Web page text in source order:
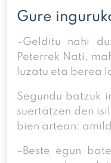
Gure
–Gelditu nahi
Peterrek Nati,
luzatu eta berea
Segundu batzuk
suertatzen den
bien artean:
–Beste egun